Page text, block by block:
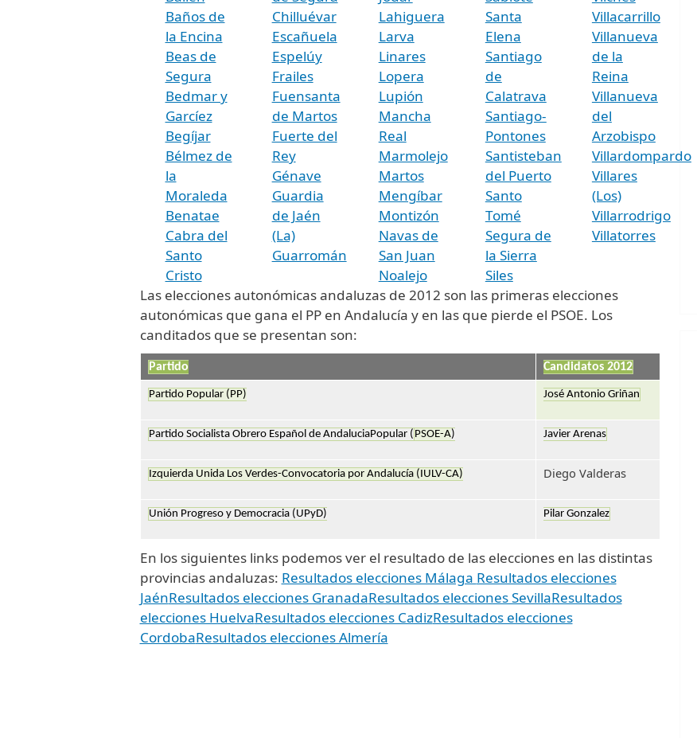
Baños de
la Encina
Beas de
Segura
Bedmar y
Garcíez
Begíjar
Bélmez de
la
Moraleda
Benatae
Cabra del
Santo
Cristo
Chilluévar
Escañuela
Espelúy
Frailes
Fuensanta
de Martos
Fuerte del
Rey
Génave
Guardia
de Jaén
(La)
Guarromán
Lahiguera
Larva
Linares
Lopera
Lupión
Mancha
Real
Marmolejo
Martos
Mengíbar
Montizón
Navas de
San Juan
Noalejo
Santa
Elena
Santiago
de
Calatrava
Santiago-
Pontones
Santisteban
del Puerto
Santo
Tomé
Segura de
la Sierra
Siles
Villacarrillo
Villanueva
de la
Reina
Villanueva
del
Arzobispo
Villardompardo
Villares
(Los)
Villarrodrigo
Villatorres
Las elecciones autonómicas andaluzas de 2012 son las primeras elecciones
autonómicas que gana el PP en Andalucía y en las que pierde el PSOE. Los
canditados que se presentan son:
Partido Candidatos 2012
Partido Popular (PP) José Antonio Griñan
Partido Socialista Obrero Español de AndaluciaPopular ( PSOE-A) Javier Arenas
Izquierda Unida Los Verdes-Convocatoria por Andalucía (IULV-CA) Diego Valderas
Unión Progreso y Democracia (UPyD) Pilar Gonzalez
En los siguientes links podemos ver el resultado de las elecciones en las distintas
provincias andaluzas: Resultados elecciones Málaga Resultados elecciones
JaénResultados elecciones GranadaResultados elecciones SevillaResultados
elecciones HuelvaResultados elecciones CadizResultados elecciones
CordobaResultados elecciones Almería